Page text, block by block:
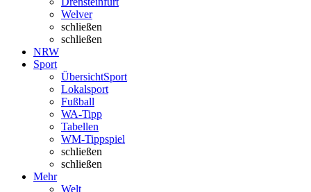
Welver
schließen
schließen
NRW
Sport
ÜbersichtSport
Lokalsport
Fußball
WA-Tipp
Tabellen
WM-Tippspiel
schließen
schließen
Mehr
Welt